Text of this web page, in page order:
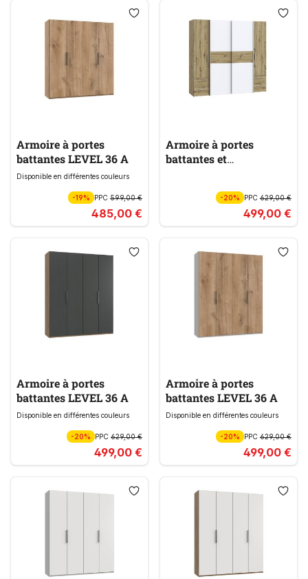
Armoire à portes
battantes LEVEL 36 A
Disponible en différentes couleurs
-19% PPC 599,00 €
485,00 €
Armoire à portes
battantes et
-20% PPC629,00 €
499,00 €
Armoire à portes
battantes LEVEL 36 A
Disponible en différentes couleurs
-20% PPC 629,00 €
499,00 €
Armoire à portes
battantes LEVEL 36 A
Disponible en différentes couleurs
-20% PPC629,00 €
499,00 €